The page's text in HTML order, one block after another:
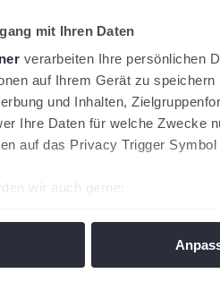
mit Ihren Daten
verarbeiten Ihre persönlichen
auf Ihrem Gerät zu
und Inhalten,
Ihre Daten für welche Zwecke
auf das Privacy Trigger
wir auch gerne: